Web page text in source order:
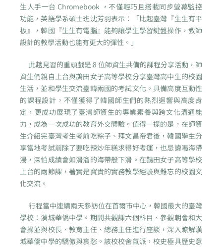
生人手一台 Chromebook ，不僅輕巧且搭載同步螢幕監控
功能，英語學系碩士班沈芳羽表示：「比起臺灣『生生有平
板』，韓國『生生有電腦』能夠讓學生學習鍵盤操作，教師
設計的教學活動也能有更大的彈性。」
此趟見習的重頭戲是 8 位師資生共備的課程分享活動，師
資生們親自上台與鵲田女子高等學校分享臺灣高中生的校園
生活，並和學生交流臺韓兩國的考試文化。具備高度互動性
的課程設計，不僅獲得了韓國師生們的熱烈迴響與高度肯
定，更成功展現了臺灣師資生的專業素養與跨文化溝通能
力，成為一次成功的教育外交體驗。值得一提的是，在師資
生介紹完臺灣考生考前吃粽子、拜文昌帝君後，韓國學生分
享當地考試前除了要吃辣炒年糕求得好考運，也忌諱喝海帶
湯，深怕成績會如滑溜的海帶般下滑。在鵲田女子高等學校
上台的兩節課，著實是寶貴的實務教學經驗與難忘的校園文
化交流。
行程當中連續兩天參訪位在首爾市中心，韓國最大的臺灣
學校：漢城華僑中學。期間共觀課六個科目、參觀朝會和大
會操並與校長、教育主任、總務主任進行座談，深入瞭解漢
城華僑中學的驕傲與哀愁。該校校舍氣派，校史極具歷史意